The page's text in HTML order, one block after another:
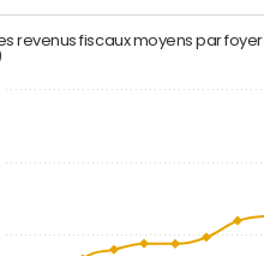
revenus fiscaux moyens par foyer